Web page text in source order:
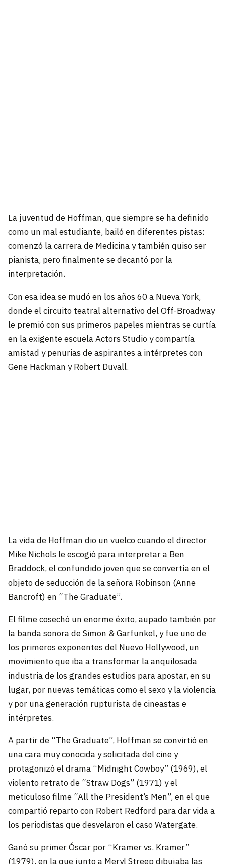
La juventud de Hoffman, que siempre se ha definido
como un mal estudiante, bailó en diferentes pistas:
comenzó la carrera de Medicina y también quiso ser
pianista, pero finalmente se decantó por la
interpretación.
Con esa idea se mudó en los años 60 a Nueva York,
donde el circuito teatral alternativo del Off-Broadway
le premió con sus primeros papeles mientras se curtía
en la exigente escuela Actors Studio y compartía
amistad y penurias de aspirantes a intérpretes con
Gene Hackman y Robert Duvall.
La vida de Hoffman dio un vuelco cuando el director
Mike Nichols le escogió para interpretar a Ben
Braddock, el confundido joven que se convertía en el
objeto de seducción de la señora Robinson (Anne
Bancroft) en “The Graduate”.
El filme cosechó un enorme éxito, aupado también por
la banda sonora de Simon & Garfunkel, y fue uno de
los primeros exponentes del Nuevo Hollywood, un
movimiento que iba a transformar la anquilosada
industria de los grandes estudios para apostar, en su
lugar, por nuevas temáticas como el sexo y la violencia
y por una generación rupturista de cineastas e
intérpretes.
A partir de “The Graduate”, Hoffman se convirtió en
una cara muy conocida y solicitada del cine y
protagonizó el drama “Midnight Cowboy” (1969), el
violento retrato de “Straw Dogs” (1971) y el
meticuloso filme “All the President’s Men”, en el que
compartió reparto con Robert Redford para dar vida a
los periodistas que desvelaron el caso Watergate.
Ganó su primer Óscar por “Kramer vs. Kramer”
(1979), en la que junto a Meryl Streep dibujaba las